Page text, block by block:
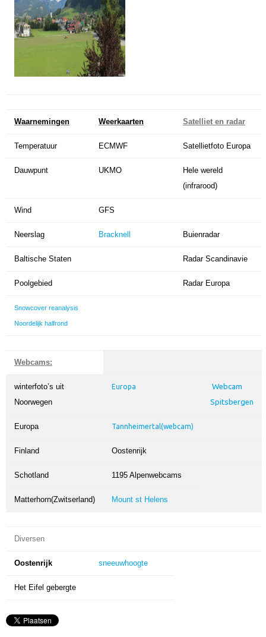
Waarnemingen Weerkaarten Satelliet en radar
Temperatuur ECMWF Satellietfoto Europa
Dauwpunt UKMO
Hele wereld
(infrarood)
Wind GFS
Neerslag Bracknell Buienradar
Baltische Staten Radar Scandinavie
Poolgebied Radar Europa
Snowcover reanalysis
Noordelijk halfrond
Webcams:
winterfoto’s uit
Noorwegen
Europa
Webcam
Spitsbergen
Europa Tannheimertal(webcam)
Finland Oostenrijk
Schotland 1195 Alpenwebcams
Matterhorn(Zwitserland) Mount st Helens
Diversen
Oostenrijk sneeuwhoogte
Het Eifel gebergte